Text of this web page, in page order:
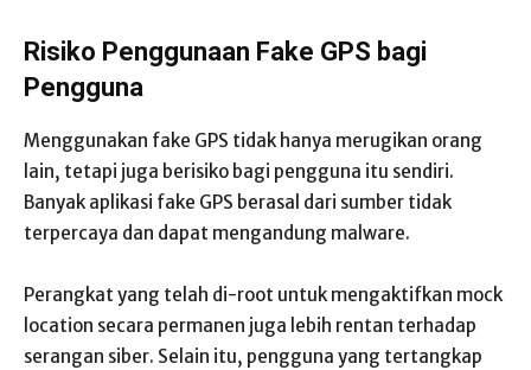
Risiko Penggunaan Fake GPS bagi
Pengguna
Menggunakan fake GPS tidak hanya merugikan orang
lain, tetapi juga berisiko bagi pengguna itu sendiri.
Banyak aplikasi fake GPS berasal dari sumber tidak
terpercaya dan dapat mengandung malware.
Perangkat yang telah di-root untuk mengaktifkan mock
location secara permanen juga lebih rentan terhadap
serangan siber. Selain itu, pengguna yang tertangkap